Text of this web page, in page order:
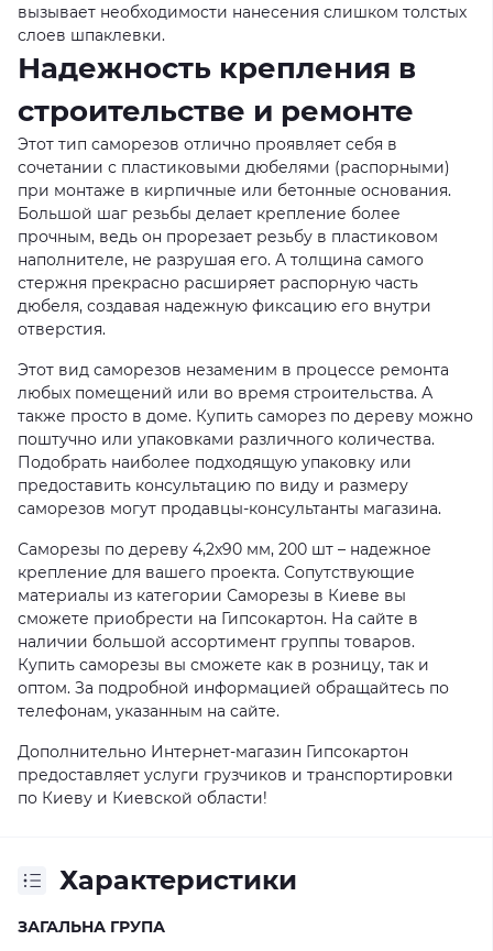
вызывает необходимости нанесения слишком толстых
слоев шпаклевки.
Надежность крепления в
строительстве и ремонте
Этот тип саморезов отлично проявляет себя в
сочетании с пластиковыми дюбелями (распорными)
при монтаже в кирпичные или бетонные основания.
Большой шаг резьбы делает крепление более
прочным, ведь он прорезает резьбу в пластиковом
наполнителе, не разрушая его. А толщина самого
стержня прекрасно расширяет распорную часть
дюбеля, создавая надежную фиксацию его внутри
отверстия.
Этот вид саморезов незаменим в процессе ремонта
любых помещений или во время строительства. А
также просто в доме. Купить саморез по дереву можно
поштучно или упаковками различного количества.
Подобрать наиболее подходящую упаковку или
предоставить консультацию по виду и размеру
саморезов могут продавцы-консультанты магазина.
Саморезы по дереву 4,2x90 мм, 200 шт – надежное
крепление для вашего проекта. Сопутствующие
материалы из категории Саморезы в Киеве вы
сможете приобрести на Гипсокартон. На сайте в
наличии большой ассортимент группы товаров.
Купить саморезы вы сможете как в розницу, так и
оптом. За подробной информацией обращайтесь по
телефонам, указанным на сайте.
Дополнительно Интернет-магазин Гипсокартон
предоставляет услуги грузчиков и транспортировки
по Киеву и Киевской области!
Характеристики
ЗАГАЛЬНА ГРУПА